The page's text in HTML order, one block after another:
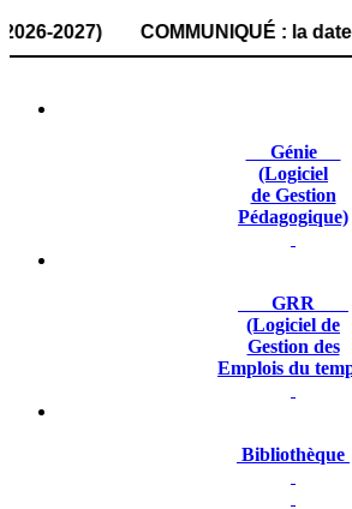
2027) COMMUNIQUÉ : la
Génie
(Logiciel
de Gestion
Pédagogique)
GRR
(Logiciel de
Gestion des
Emplois du
Bibliothèque